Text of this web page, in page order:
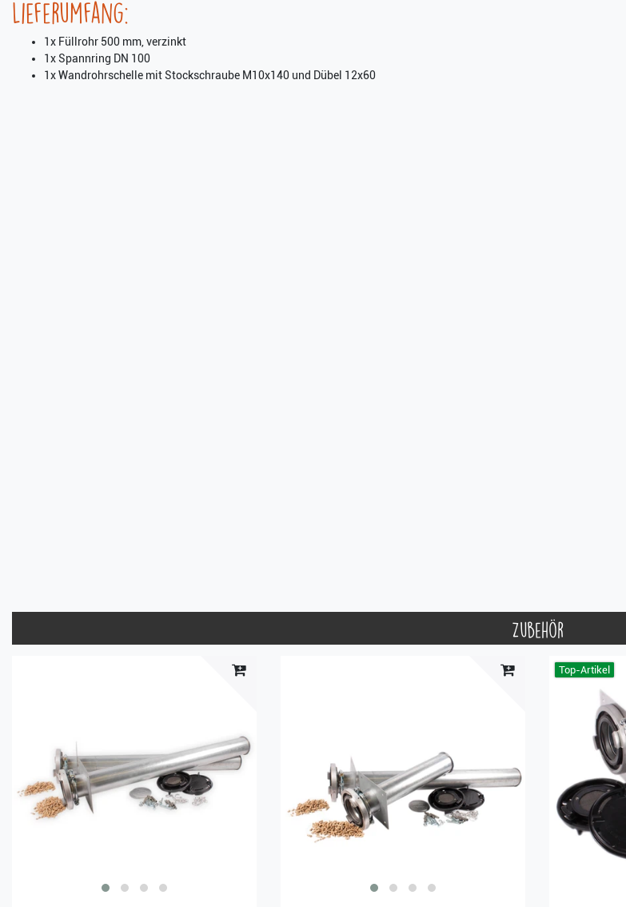
Lieferumfang:
1x Füllrohr 500 mm, verzinkt
1x Spannring DN 100
1x Wandrohrschelle mit Stockschraube M10x140 und Dübel 12x60
Zubehör
Top-Artikel